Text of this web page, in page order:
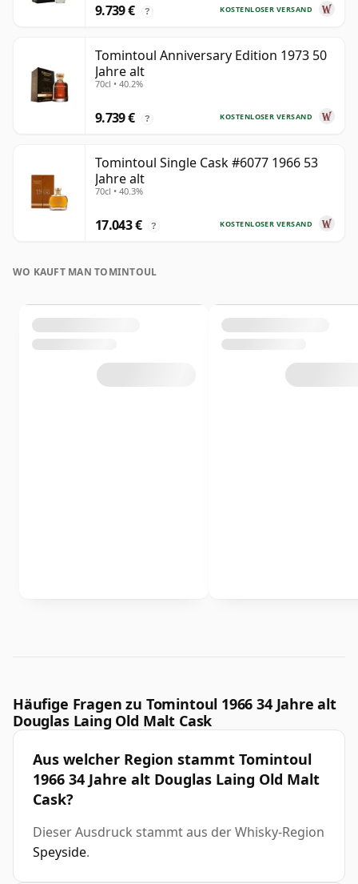
KOSTENLOSER VERSAND
9.739 € ?
Tomintoul Anniversary Edition 1973 50
Jahre alt
70cl • 40.2%
KOSTENLOSER VERSAND
9.739 € ?
Tomintoul Single Cask #6077 1966 53
Jahre alt
70cl • 40.3%
KOSTENLOSER VERSAND
17.043 € ?
WO KAUFT MAN TOMINTOUL
Häufige Fragen zu Tomintoul 1966 34 Jahre alt
Douglas Laing Old Malt Cask
Aus welcher Region stammt Tomintoul
1966 34 Jahre alt Douglas Laing Old Malt
Cask?
Dieser Ausdruck stammt aus der Whisky-Region
Speyside.